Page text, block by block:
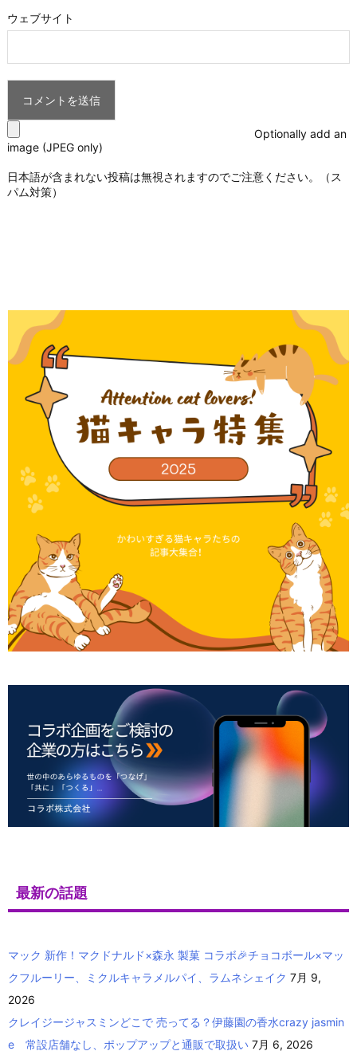
ウェブサイト
Optionally add an
image (JPEG only)
日本語が含まれない投稿は無視されますのでご注意ください。（ス
パム対策）
最新の話題
マック 新作！マクドナルド×森永 製菓 コラボ🎉チョコボール×マッ
クフルーリー、ミクルキャラメルパイ、ラムネシェイク 7月 9,
2026
クレイジージャスミンどこで 売ってる？伊藤園の香水crazy jasmin
e 常設店舗なし、ポップアップと通販で取扱い 7月 6, 2026